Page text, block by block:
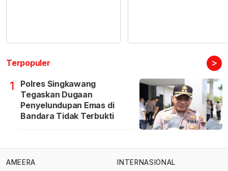
Terpopuler >
1
Polres Singkawang
Tegaskan Dugaan
Penyelundupan Emas di
Bandara Tidak Terbukti
AMEERA INTERNASIONAL